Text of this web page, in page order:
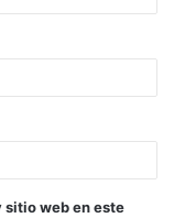
sitio web en este